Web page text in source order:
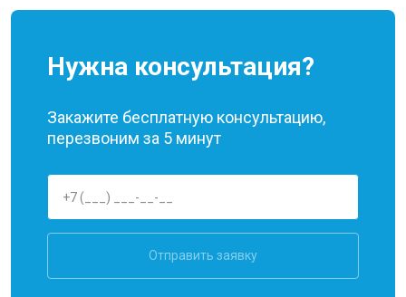
Нужна консультация?
Закажите бесплатную консультацию,
перезвоним за 5 минут
Отправить заявку